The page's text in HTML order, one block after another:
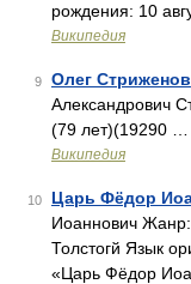
рождения: 10
Википедия
9 Олег Стриженов
Александрович
(79 лет)(19290 …
Википедия
10 Царь Фёдор
Иоаннович Жанр:
Толстогй Язык
«Царь Фёдор